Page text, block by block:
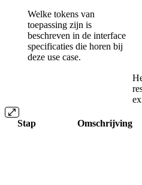
Welke tokens van
toepassing zijn is
beschreven in de interface
specificaties die horen bij
deze use case.
Stap Omschrijving